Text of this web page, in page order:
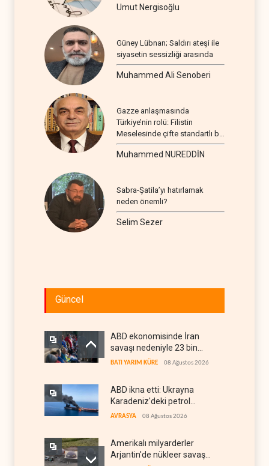
Umut Nergisoğlu
Güney Lübnan; Saldırı ateşi ile
siyasetin sessizliği arasında
Muhammed Ali Senoberi
Gazze anlaşmasında
Türkiye’nin rolü: Filistin
Meselesinde çifte standartlı bir
seyir
Muhammed NUREDDİN
Sabra-Şatila’yı hatırlamak
neden önemli?
Selim Sezer
Güncel
ABD ekonomisinde İran
savaşı nedeniyle 23 bin
istihdam kaybı yaşandı
BATI YARIM KÜRE 08 Ağustos 2026
ABD ikna etti: Ukrayna
Karadeniz'deki petrol
tankerlerini vurmayacak
AVRASYA 08 Ağustos 2026
Amerikalı milyarderler
Arjantin'de nükleer savaş